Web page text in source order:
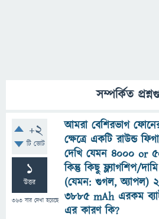
সম্পর্কিত
+2
টি ভোট
1
উত্তর
363 বার দেখা হয়েছে
আমরা বেশিরভাগ ফোনের
ক্ষেত্রে একটি রাউন্ড
দেখি যেমন ৪০০০ or
কিন্তু কিছু ফ্ল্যাগশিপ/
(যেমন: গুগল, অ্যাপল)
৩৮৮৫ mAh এরকম
এর কারণ কি?